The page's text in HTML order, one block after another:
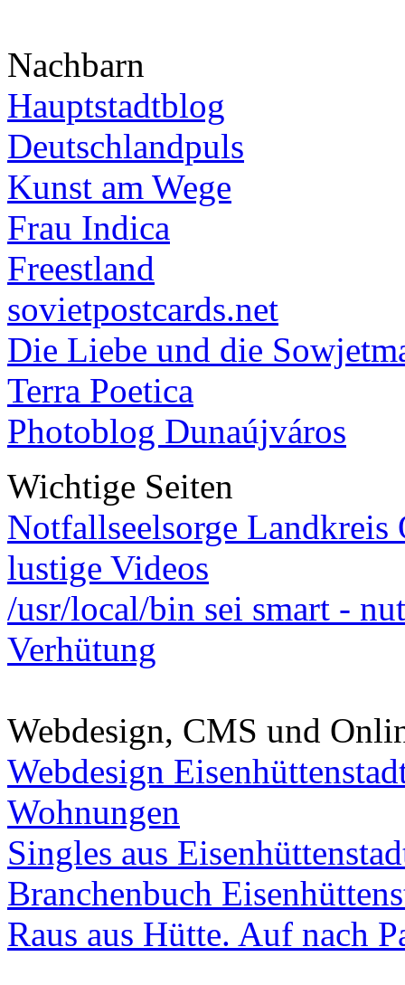
Nachbarn
Hauptstadtblog
Deutschlandpuls
Kunst am Wege
Frau Indica
Freestland
sovietpostcards.net
Die Liebe und die
Terra Poetica
Photoblog Dunaújváros
Wichtige Seiten
Notfallseelsorge Landkreis
lustige Videos
/usr/local/bin sei smart -
Verhütung
Webdesign, CMS und
Webdesign
Wohnungen
Singles aus
Branchenbuch
Raus aus Hütte. Auf nach